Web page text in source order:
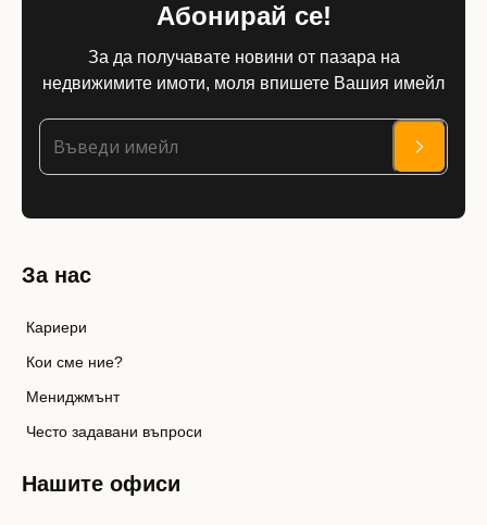
Абонирай се!
За да получавате новини от пазара на
недвижимите имоти, моля впишете Вашия имейл
За нас
Кариери
Кои сме ние?
Мениджмънт
Често задавани въпроси
Нашите офиси